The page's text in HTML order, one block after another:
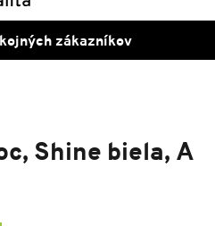
zákazníkov
Shine biela, A